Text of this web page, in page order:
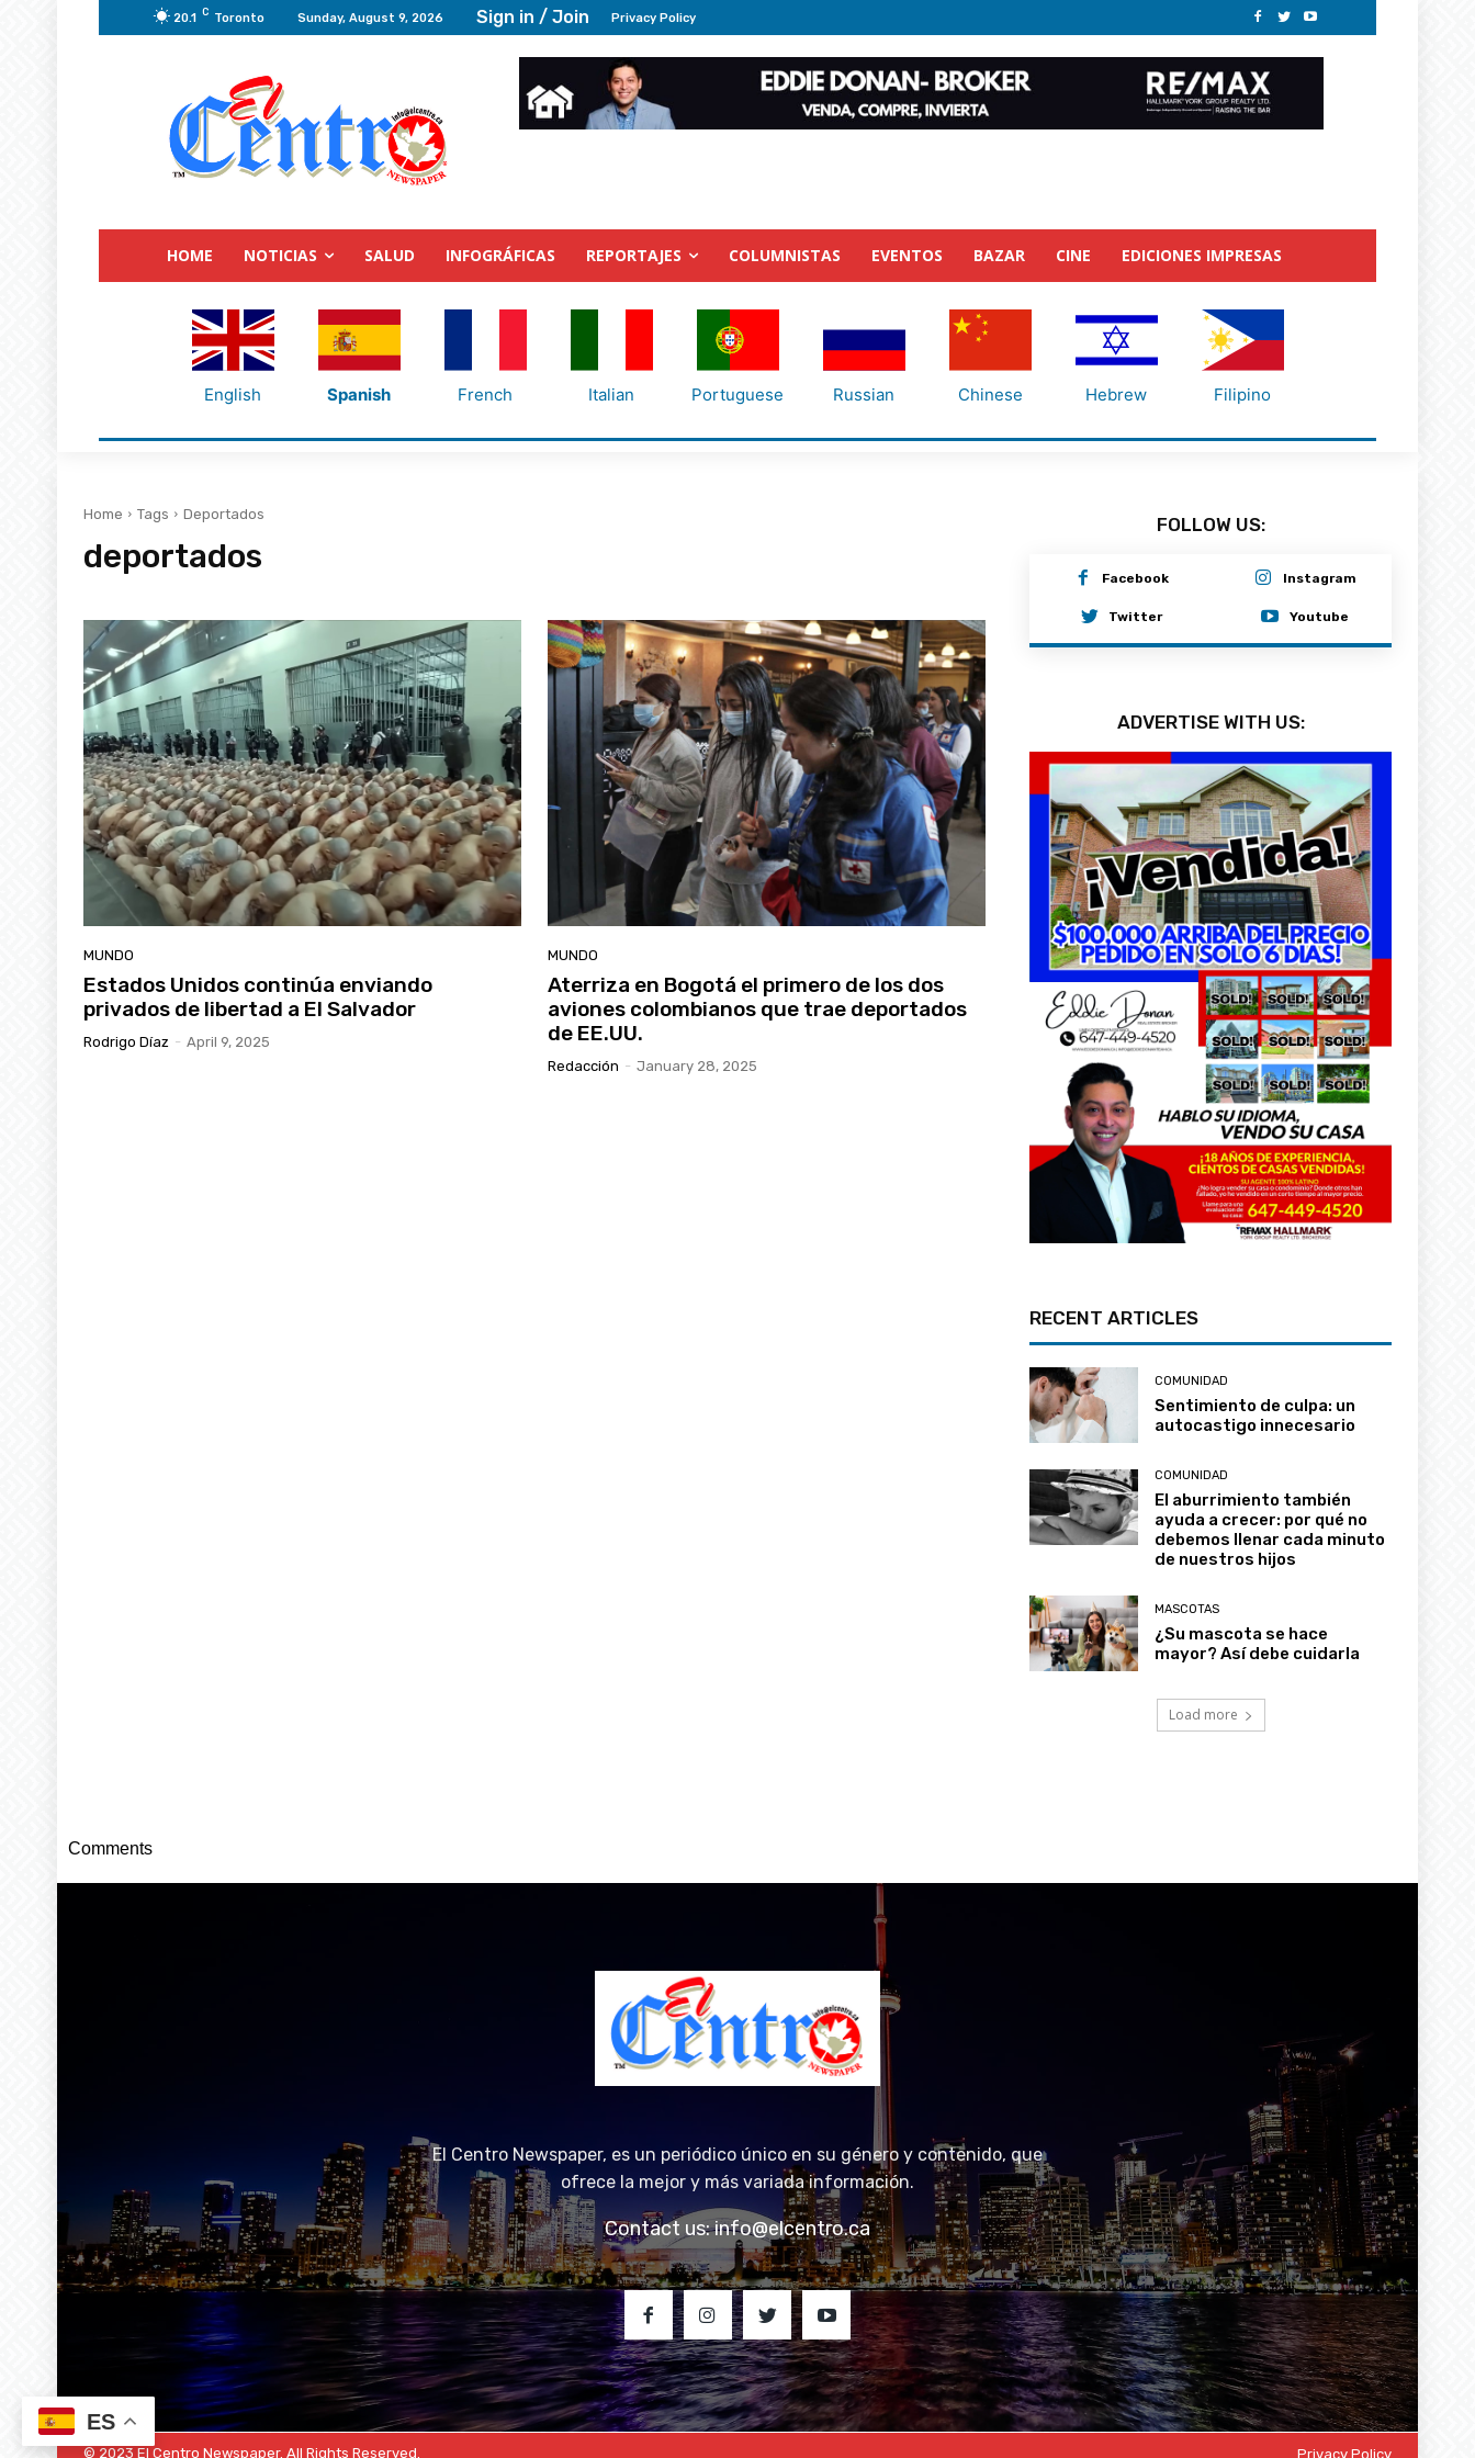
20.1 C Toronto Sunday, August 9, 2026 Sign in / Join Privacy Policy
HOME NOTICIAS SALUD INFOGRÁFICAS REPORTAJES COLUMNISTAS EVENTOS BAZAR CINE EDICIONES IMPRESAS
English Spanish French Italian Portuguese Russian Chinese Hebrew Filipino
Home Tags Deportados
deportados
MUNDO
Estados Unidos continúa enviando
privados de libertad a El Salvador
Rodrigo Díaz - April 9, 2025
MUNDO
Aterriza en Bogotá el primero de los dos
aviones colombianos que trae deportados
de EE.UU.
Redacción - January 28, 2025
FOLLOW US:
Facebook Instagram
Twitter Youtube
ADVERTISE WITH US:
RECENT ARTICLES
COMUNIDAD
Sentimiento de culpa: un
autocastigo innecesario
COMUNIDAD
El aburrimiento también
ayuda a crecer: por qué no
debemos llenar cada minuto
de nuestros hijos
MASCOTAS
¿Su mascota se hace
mayor? Así debe cuidarla
Load more
Comments
El Centro Newspaper, es un periódico único en su género y contenido, que
ofrece la mejor y más variada información.
Contact us:info@elcentro.ca
© 2023 El Centro Newspaper. All Rights Reserved. Privacy Policy
ES